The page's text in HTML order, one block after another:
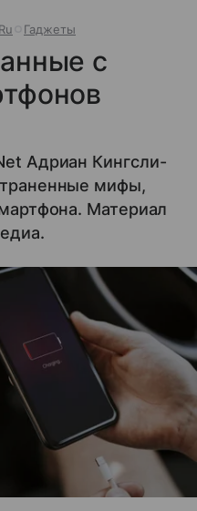
Гаджеты
с
Адриан Кингсли-
мифы,
Материал